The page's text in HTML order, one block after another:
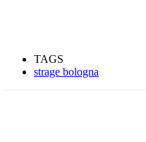
TAGS
strage bologna